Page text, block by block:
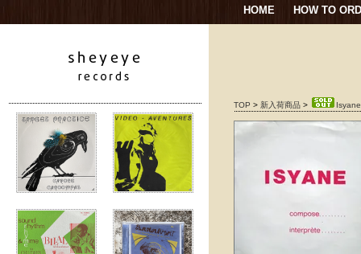
HOME HOW TO
TOP > 新入荷商品 >